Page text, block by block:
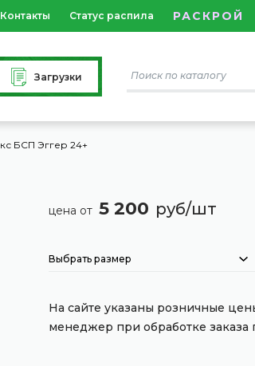
Контакты Статус распила РАСКРОЙ
Загрузки
БСП Эггер 24+
цена от 5 200 руб/шт
Выбрать размер
На сайте указаны розничные
менеджер при обработке